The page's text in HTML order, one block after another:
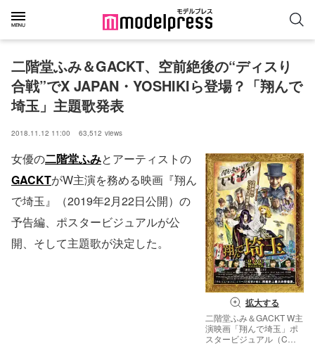
二階堂ふみ＆GACKT、空前絶後の“ディスり
合戦”でX JAPAN・YOSHIKIら登場？「翔んで
埼玉」主題歌発表
2018.11.12 11:00 63,512 views
拡大する
二階堂ふみ＆GACKT W主
演映画「翔んで埼玉」ポ
スタービジュアル（C）
女優の二階堂ふみとアーティストの
GACKTがW主演を務める映画『翔ん
で埼玉』（2019年2月22日公開）の
予告編、ポスタービジュアルが公
開、そして主題歌が決定した。